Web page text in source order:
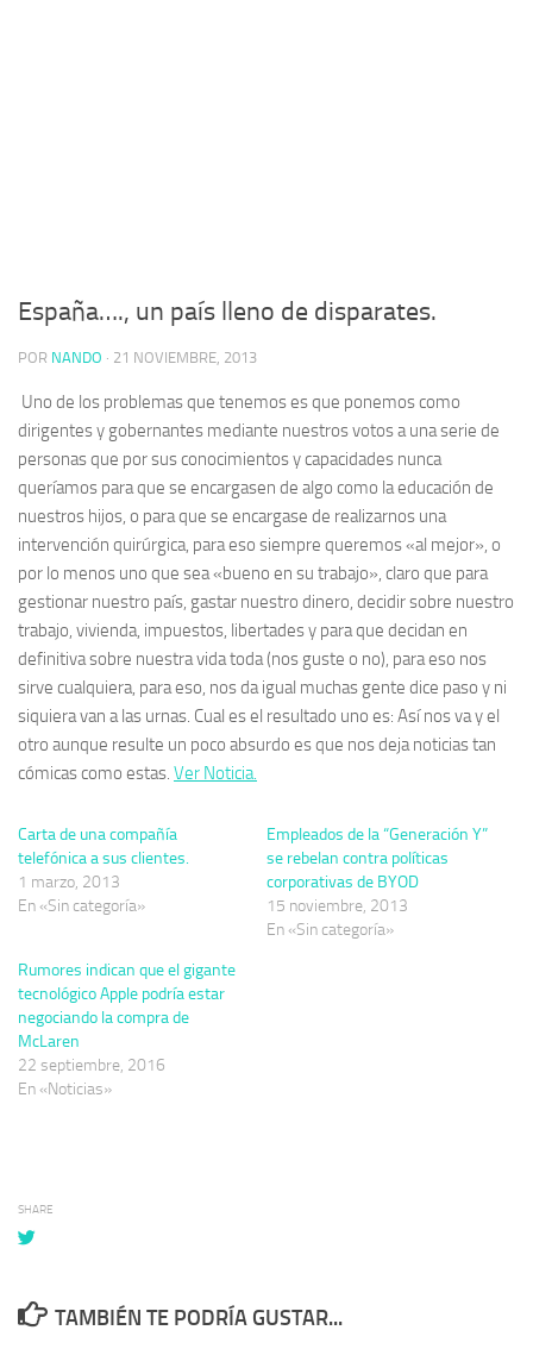
España…., un país lleno de disparates.
POR NANDO · 21 NOVIEMBRE, 2013
Uno de los problemas que tenemos es que ponemos como
dirigentes y gobernantes mediante nuestros votos a una serie de
personas que por sus conocimientos y capacidades nunca
queríamos para que se encargasen de algo como la educación de
nuestros hijos, o para que se encargase de realizarnos una
intervención quirúrgica, para eso siempre queremos «al mejor», o
por lo menos uno que sea «bueno en su trabajo», claro que para
gestionar nuestro país, gastar nuestro dinero, decidir sobre nuestro
trabajo, vivienda, impuestos, libertades y para que decidan en
definitiva sobre nuestra vida toda (nos guste o no), para eso nos
sirve cualquiera, para eso, nosda igual muchas gente dice paso y ni
siquiera van a las urnas. Cual es el resultado uno es: Así nos va y el
otro aunque resulte un poco absurdo es que nos deja noticias tan
cómicas como estas. Ver Noticia.
Carta de una compañía
telefónica a sus clientes.
1 marzo, 2013
En «Sin categoría»
Empleados de la “Generación Y”
se rebelan contra políticas
corporativas de BYOD
15 noviembre, 2013
En «Sin categoría»
Rumores indican que el gigante
tecnológico Apple podría estar
negociando la compra de
McLaren
22 septiembre, 2016
En «Noticias»
SHARE
TAMBIÉN TE PODRÍA GUSTAR...